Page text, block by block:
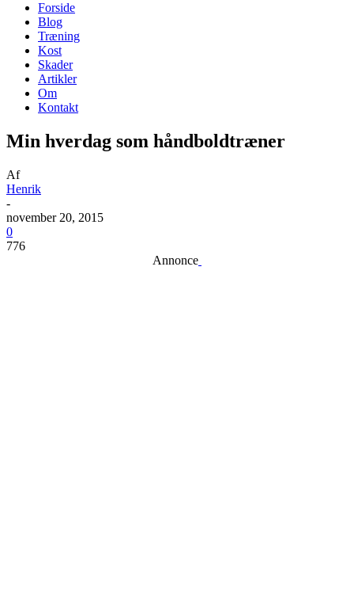
Forside
Blog
Træning
Kost
Skader
Artikler
Om
Kontakt
Min hverdag som håndboldtræner
Af
Henrik
-
november 20, 2015
0
776
Annonce